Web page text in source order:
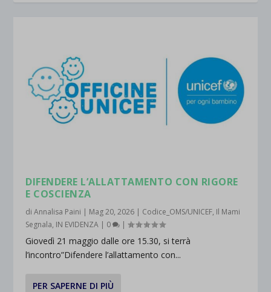
DIFENDERE L’ALLATTAMENTO CON RIGORE
E COSCIENZA
diAnnalisa Paini | Mag 20, 2026 | Codice_OMS/UNICEF, Il Mami
Segnala, IN EVIDENZA | 0 |
Giovedì 21 maggio dalle ore 15.30, si terrà
l’incontro”Difendere l’allattamento con...
PER SAPERNE DI PIÙ